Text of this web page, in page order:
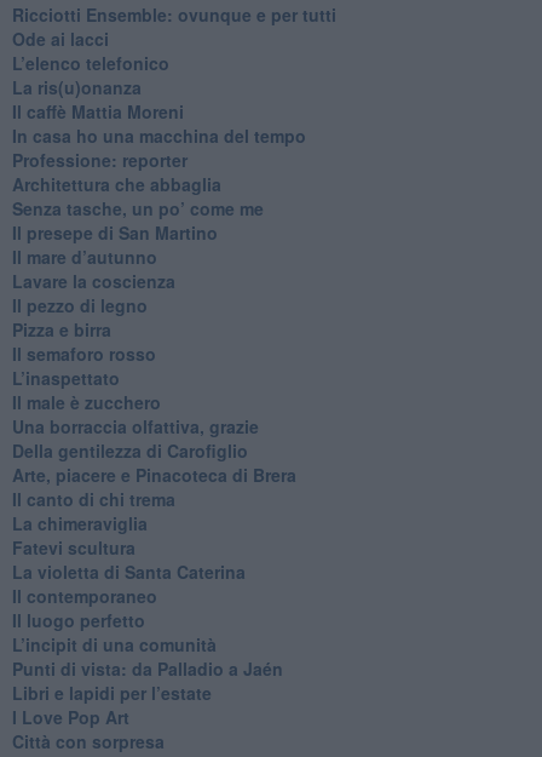
​Ricciotti Ensemble: ovunque e per tutti
Ode ai lacci
​L’elenco telefonico
​La ris(u)onanza
​Il caffè Mattia Moreni
​In casa ho una macchina del tempo
Professione: reporter
Architettura che abbaglia
​Senza tasche, un po’ come me
​Il presepe di San Martino
​Il mare d’autunno
​Lavare la coscienza
​Il pezzo di legno
​Pizza e birra
​Il semaforo rosso
​L’inaspettato
​Il male è zucchero
​Una borraccia olfattiva, grazie
​Della gentilezza di Carofiglio
Arte, piacere e Pinacoteca di Brera
​Il canto di chi trema
La chimeraviglia
​Fatevi scultura
​La violetta di Santa Caterina
​Il contemporaneo
​Il luogo perfetto
​L’incipit di una comunità
Punti di vista: da Palladio a Jaén
​Libri e lapidi per l’estate
​I Love Pop Art
Città con sorpresa